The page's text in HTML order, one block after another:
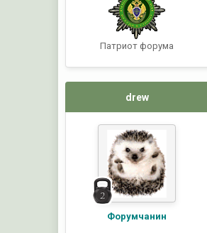
Патриот форума
drew
Форумчанин